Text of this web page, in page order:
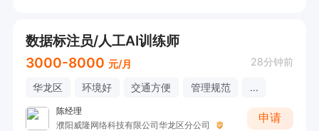
数据标注员/人工AI训练师
3000-8000 元/月 28分钟前
华龙区 环境好 交通方便 管理规范 ...
陈经理
濮阳威隆网络科技有限公司华龙区分公司
申请